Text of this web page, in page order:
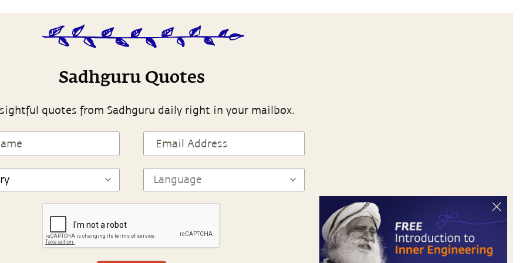
Sadhguru Quotes
quotes from Sadhguru daily right in your mailbox.